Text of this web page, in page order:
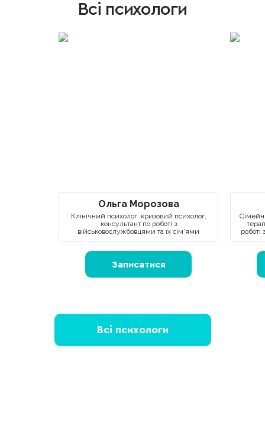
Всі психологи
Ольга Морозова
Клінічний психолог, кризовий психолог,
консультант по роботі з
військовослужбовцями та їх сім'ями
Записатися
Всі психологи